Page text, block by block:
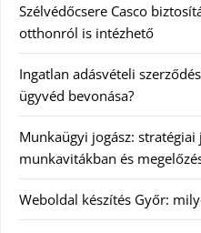
Szélvédőcsere Casco
otthonról is intézhető
Ingatlan adásvételi
ügyvéd bevonása?
Munkaügyi jogász:
munkavitákban és
Weboldal készítés Győr: